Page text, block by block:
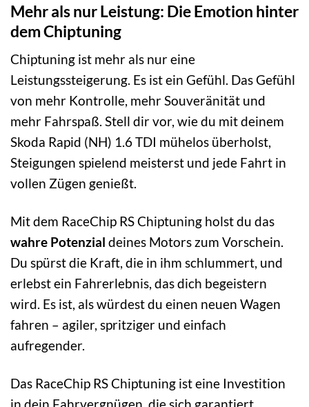
Mehr als nur Leistung: Die Emotion hinter
dem Chiptuning
Chiptuning ist mehr als nur eine
Leistungssteigerung. Es ist ein Gefühl. Das Gefühl
von mehr Kontrolle, mehr Souveränität und
mehr Fahrspaß. Stell dir vor, wie du mit deinem
Skoda Rapid (NH) 1.6 TDI mühelos überholst,
Steigungen spielend meisterst und jede Fahrt in
vollen Zügen genießt.
Mit dem RaceChip RS Chiptuning holst du das
wahre Potenzial deines Motors zum Vorschein.
Du spürst die Kraft, die in ihm schlummert, und
erlebst ein Fahrerlebnis, das dich begeistern
wird. Es ist, als würdest du einen neuen Wagen
fahren – agiler, spritziger und einfach
aufregender.
Das RaceChip RS Chiptuning ist eine Investition